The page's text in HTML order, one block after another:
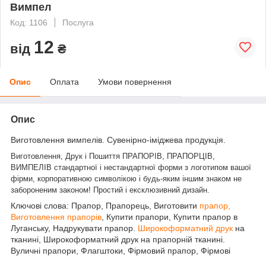
Вимпел
Код: 1106 Послуга
від 12 ₴
Опис Оплата Умови повернення
Опис
Виготовлення вимпелів. Сувенірно-іміджева продукція.
Виготовлення, Друк і Пошиття ПРАПОРІВ, ПРАПОРЦІВ,
ВИМПЕЛІВ стандартної і нестандартної форми з логотипом вашої
фірми, корпоративною символікою і будь-яким іншим знаком не
забороненим законом! Простий і ексклюзивний дизайн.
Ключові слова: Прапор, Прапорець, Виготовити прапор,
Виготовлення прапорів , Купити прапори, Купити прапор в
Луганську, Надрукувати прапор. Широкоформатний друк на
тканині, Широкоформатний друк на прапорній тканині.
Вуличні прапори, Флагштоки, Фірмовий прапор, Фірмові